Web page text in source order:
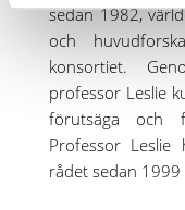
sedan 1982,
och
konsortiet.
professor Leslie
förutsäga och
Professor Leslie
rådet sedan 1999